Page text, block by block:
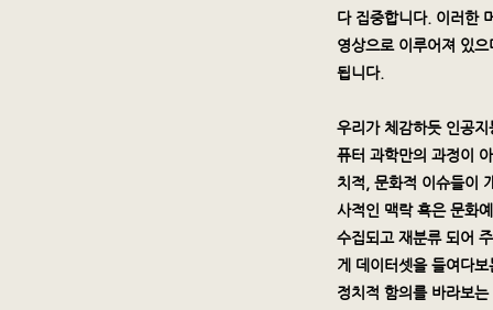
다 집중합니다. 이러한
영상으로 이루어져 있
됩니다.
우리가 체감하듯 인공
퓨터 과학만의 과정이
치적, 문화적 이슈들이
사적인 맥락 혹은 문화
수집되고 재분류 되어
게 데이터셋을 들여다
정치적 함의를 바라보